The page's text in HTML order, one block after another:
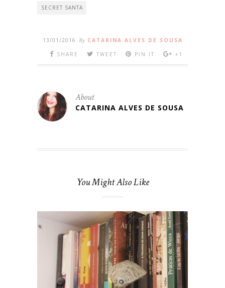
SECRET SANTA
13/01/2016 By CATARINA ALVES DE SOUSA
SHARE
TWEET PIN IT +1
About
CATARINA ALVES DE SOUSA
You Might Also Like